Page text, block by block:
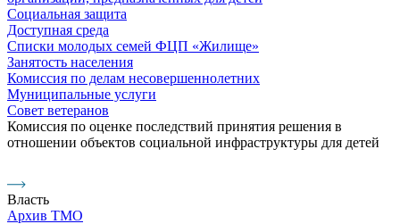
Социальная защита
Доступная среда
Списки молодых семей ФЦП «Жилище»
Занятость населения
Комиссия по делам несовершеннолетних
Муниципальные услуги
Совет ветеранов
Комиссия по оценке последствий принятия решения в
отношении объектов социальной инфраструктуры для детей
Власть
Архив ТМО